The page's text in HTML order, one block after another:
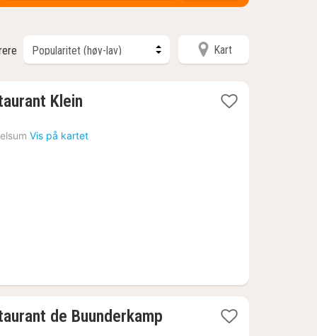
Kart
Klein
Vis på kartet
de Buunderkamp